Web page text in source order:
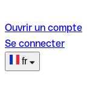
Ouvrir un compte
Se connecter
fr